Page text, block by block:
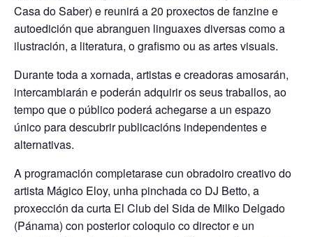
Casa do Saber) e reunirá a 20 proxectos de fanzine e
autoedición que abranguen linguaxes diversas como a
ilustración, a literatura, o grafismo ou as artes visuais.
Durante toda a xornada, artistas e creadoras amosarán,
intercambiarán e poderán adquirir os seus traballos, ao
tempo que o público poderá achegarse a un espazo
único para descubrir publicacións independentes e
alternativas.
A programación completarase cun obradoiro creativo do
artista Mágico Eloy, unha pinchada co DJ Betto, a
proxección da curta El Club del Sida de Milko Delgado
(Pánama) con posterior coloquio co director e un